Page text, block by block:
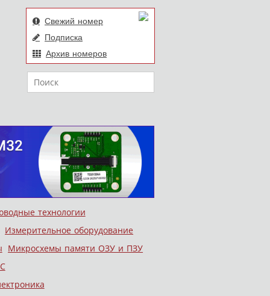
Свежий номер
Подписка
Архив номеров
Поиск
технологии
Измерительное оборудование
Микросхемы памяти ОЗУ и ПЗУ